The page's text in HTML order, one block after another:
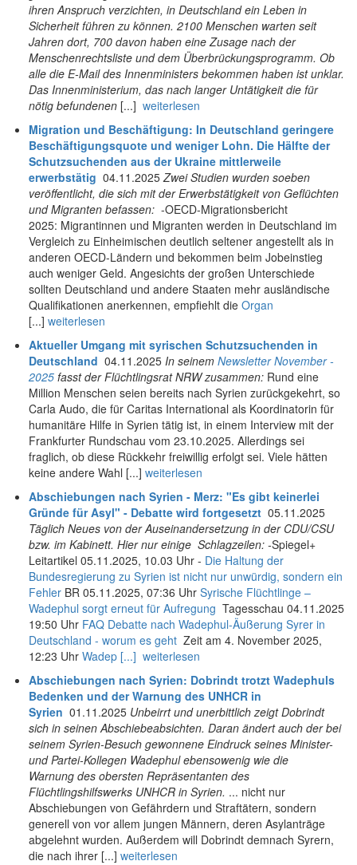
ihren Anspruch verzichten, in Deutschland ein Leben in
Sicherheit führen zu können. 2100 Menschen warten seit
Jahren dort, 700 davon haben eine Zusage nach der
Menschenrechtsliste und dem Überbrückungsprogramm. Ob
alle die E-Mail des Innenministers bekommen haben ist unklar.
Das Innenministerium, das nach langer Untätigkeit die für
nötig befundenen [...] weiterlesen
Migration und Beschäftigung: In Deutschland geringere
Beschäftigungsquote und weniger Lohn. Die Hälfte der
Schutzsuchenden aus der Ukraine mittlerweile
erwerbstätig 04.11.2025Zwei Studien wurden soeben
veröffentlicht, die sich mit der Erwerbstätigkeit von Geflüchten
und Migranten befassen: -OECD-Migrationsbericht
2025: Migrantinnen und Migranten werden in Deutschland im
Vergleich zu Einheimischen deutlich seltener angestellt als in
anderen OECD-Ländern und bekommen beim Jobeinstieg
auch weniger Geld. Angesichts der großen Unterschiede
sollten Deutschland und andere Staaten mehr ausländische
Qualifikationen anerkennen, empfiehlt die Organ
[...] weiterlesen
Aktueller Umgang mit syrischen Schutzsuchenden in
Deutschland 04.11.2025 In seinem Newsletter November -
2025 fasst der Flüchtlingsrat NRW zusammen: Rund eine
Million Menschen seien bereits nach Syrien zurückgekehrt, so
Carla Audo, die für Caritas International als Koordinatorin für
humanitäre Hilfe in Syrien tätig ist, in einem Interview mit der
Frankfurter Rundschau vom 23.10.2025. Allerdings sei
fraglich, ob diese Rückkehr freiwillig erfolgt sei. Viele hätten
keine andere Wahl [...] weiterlesen
Abschiebungen nach Syrien - Merz: "Es gibt keinerlei
Gründe für Asyl" - Debatte wird fortgesetzt 05.11.2025
Täglich Neues von der Auseinandersetzung in der CDU/CSU
bzw. im Kabinett. Hier nur einige Schlagzeilen: -Spiegel+
Leitartikel 05.11.2025, 10.03 Uhr - Die Haltung der
Bundesregierung zu Syrien ist nicht nur unwürdig, sondern ein
Fehler BR 05.11.2025, 07:36 Uhr Syrische Flüchtlinge –
Wadephul sorgt erneut für Aufregung Tagesschau 04.11.2025
19:50 Uhr FAQ Debatte nach Wadephul-Äußerung Syrer in
Deutschland - worum es geht Zeit am 4. November 2025,
12:23 Uhr Wadep [...] weiterlesen
Abschiebungen nach Syrien: Dobrindt trotzt Wadephuls
Bedenken und der Warnung des UNHCR in
Syrien 01.11.2025 Unbeirrt und unerbittlich zeigt Dobrindt
sich in seinen Abschiebeabsichten. Daran ändert auch der bei
seinem Syrien-Besuch gewonnene Eindruck seines Minister-
und Partei-Kollegen Wadephul ebensowenig wie die
Warnung des obersten Repräsentanten des
Flüchtlingshilfswerks UNHCR in Syrien. ... nicht nur
Abschiebungen von Gefährdern und Straftätern, sondern
generell von vor allem jungen Männern, deren Asylanträge
abgelehnt wurden. Außerdem will Dobrindt demnach Syrern,
die nach ihrer [...] weiterlesen